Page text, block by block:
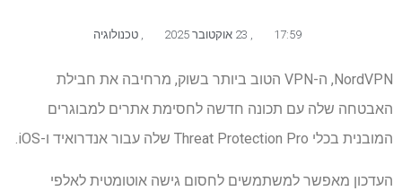
17:59 טכנולוגיה
NordVPN, ה-VPN הטוב ביותר בשוק, מרחיבה את חבילת
האבטחה שלה עם תכונה חדשה לחסימת אתרים למבוגרים
המובנית בכלי Threat Protection Pro שלה עבור אנדרואיד ו-iOS.
העדכון מאפשר למשתמשים לחסום גישה אוטומטית לאלפי